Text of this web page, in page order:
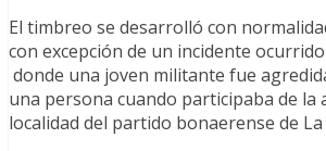
El timbreo se desarrolló con
con excepción de un incidente
donde una joven militante fue
una persona cuando participaba de la
localidad del partido bonaerense de